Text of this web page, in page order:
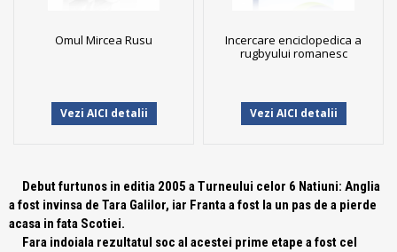
Omul Mircea Rusu
Vezi AICI detalii
Incercare enciclopedica a
rugbyului romanesc
Vezi AICI detalii
Debut furtunos in editia 2005 a Turneului celor 6 Natiuni: Anglia
a fost invinsa de Tara Galilor, iar Franta a fost la un pas de a pierde
acasa in fata Scotiei.
Fara indoiala rezultatul soc al acestei prime etape a fost cel